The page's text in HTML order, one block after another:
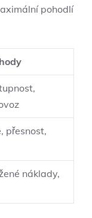
pohodlí
přesnost,
náklady,